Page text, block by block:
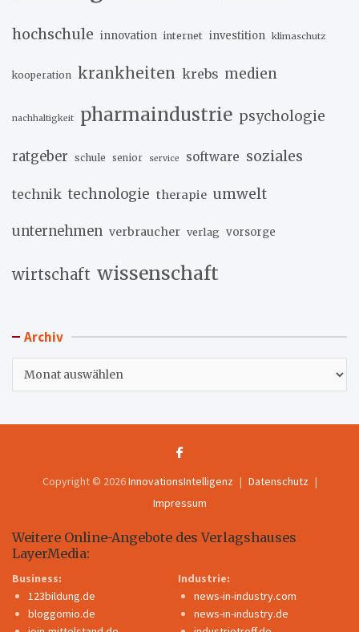
hochschule innovation internet investition klimaschutz
kooperation krankheiten krebs medien
nachhaltigkeit pharmaindustrie psychologie
ratgeber schule senior service software soziales
technik technologie therapie umwelt
unternehmen verbraucher verlag vorsorge
wirtschaft wissenschaft
Archiv
Copyright © 2026InnovationsIntelligenz
Datenschutz
Impressum
Weitere Online-Angebote des Verlagshauses
LayerMedia:
Business:
123bildung.de
bloggomio.de
Industrie:
news-in-industry.com
news-in-industry.de